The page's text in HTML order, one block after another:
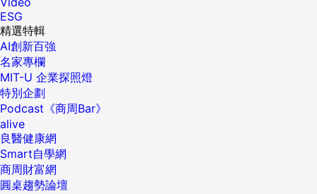
ESG
精選特輯
AI創新百強
名家專欄
MIT-U 企業探照燈
特別企劃
Podcast《商周Bar》
alive
良醫健康網
Smart自學網
商周財富網
圓桌趨勢論壇